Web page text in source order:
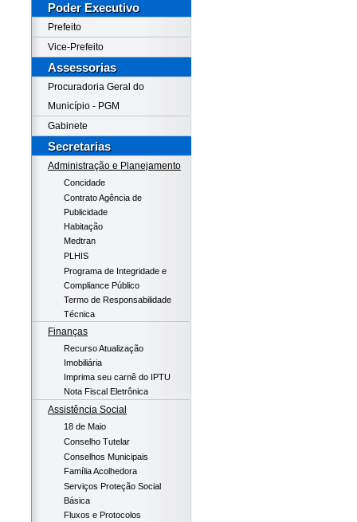
Poder Executivo
Prefeito
Vice-Prefeito
Assessorias
Procuradoria Geral do
Município - PGM
Gabinete
Secretarias
Administração e Planejamento
Concidade
Contrato Agência de
Publicidade
Habitação
Medtran
PLHIS
Programa de Integridade e
Compliance Público
Termo de Responsabilidade
Técnica
Finanças
Recurso Atualização
Imobiliária
Imprima seu carnê do IPTU
Nota Fiscal Eletrônica
Assistência Social
18 de Maio
Conselho Tutelar
Conselhos Municipais
Família Acolhedora
Serviços Proteção Social
Básica
Fluxos e Protocolos